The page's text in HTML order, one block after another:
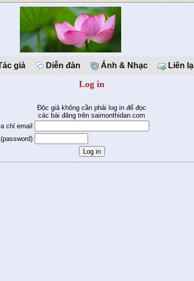
giả Diễn đàn Ảnh & Nhạc Liên
Log in
Độc giả không cần phải log in để đọc
các bài đăng trên saimonthidan.com
chỉ email